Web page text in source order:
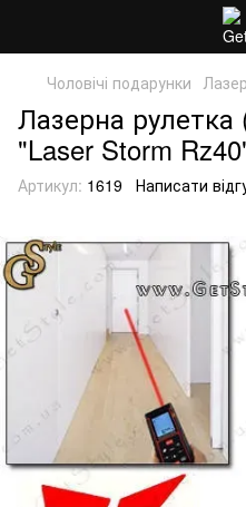
Чоловічі подарунки
Лазерна рулетка
"Laser Storm
Артикул: 1619 Написати